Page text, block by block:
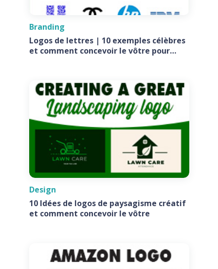
Branding
Logos de lettres | 10 exemples célèbres
et comment concevoir le vôtre pour
Design
10 Idées de logos de paysagisme créatif
et comment concevoir le vôtre